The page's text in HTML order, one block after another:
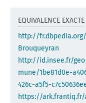
EQUIVALENCE EXACTE
http://
Brouqueyran
http://id.insee.fr/
mune/1be81d0e-
426c-a5f5-
https://ark.frantiq.fr/